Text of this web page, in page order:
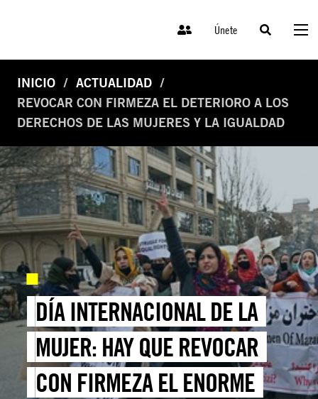
Únete
INICIO
ACTUALIDAD
REVOCAR CON FIRMEZA EL DETERIORO A LOS
DERECHOS DE LAS MUJERES Y LA IGUALDAD
DÍA INTERNACIONAL DE LA
MUJER: HAY QUE REVOCAR
CON FIRMEZA EL ENORME